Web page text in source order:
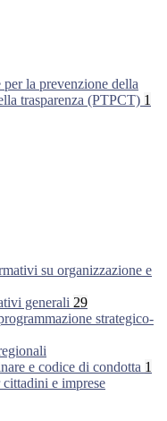
la prevenzione della
trasparenza (PTPCT) 1
su organizzazione e
generali 29
strategico-
e codice di condotta 1
e imprese